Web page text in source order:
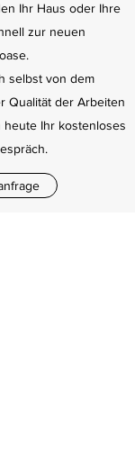
Ihr Haus oder Ihre
zur neuen
selbst von dem
Qualität der Arbeiten
Ihr kostenloses